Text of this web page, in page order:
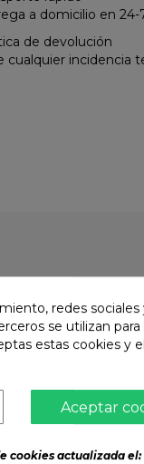
a domicilio en 24-
de devolución
cualquier incidencia
redes sociales
se utilizan
estas cookies y el
Aceptar
cookies actualizada el: